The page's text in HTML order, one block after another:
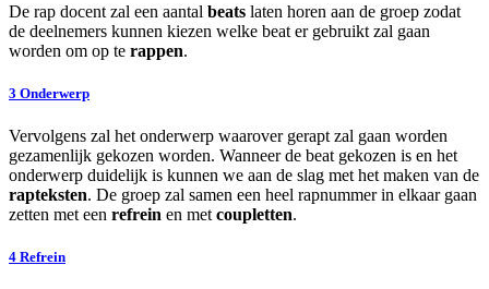
De rap docent zal een aantal beats laten horen aan de groep zodat
de deelnemers kunnen kiezen welke beat er gebruikt zal gaan
worden om op te rappen.
3 Onderwerp
Vervolgens zal het onderwerp waarover gerapt zal gaan worden
gezamenlijk gekozen worden. Wanneer de beat gekozen is en het
onderwerp duidelijk is kunnen we aan de slag met het maken van de
rapteksten. De groep zal samen een heel rapnummer in elkaar gaan
zetten met een refrein en met coupletten.
4 Refrein